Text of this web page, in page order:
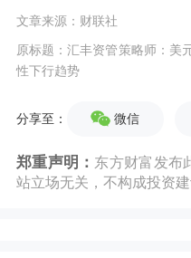
文章来源：财联社
原标题：汇丰资管策略师：美
性下行趋势
分享至： 微信
郑重声明： 东方财富发布
站立场无关，不构成投资